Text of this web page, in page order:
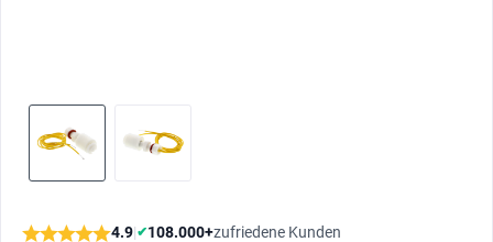
4.9|✔108.000+zufriedene Kunden